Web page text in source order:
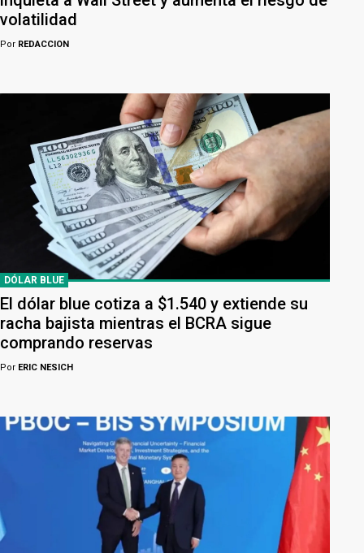
volatilidad
Por REDACCION
DÓLAR BLUE
El dólar blue cotiza a $1.540 y extiende su
racha bajista mientras el BCRA sigue
comprando reservas
Por ERIC NESICH